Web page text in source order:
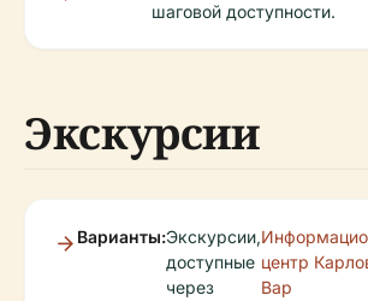
шаговой доступности.
Экскурсии
Варианты:Экскурсии,
доступные
через
центр
Вар